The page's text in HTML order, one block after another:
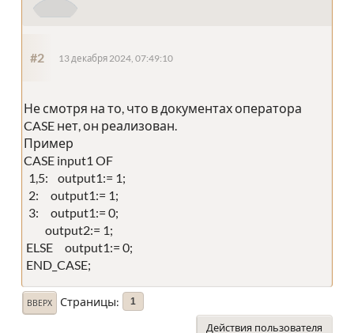
#2 13 декабря 2024, 07:49:10
Не смотря на то, что в документах оператора
CASE нет, он реализован.
Пример
CASE input1 OF
1,5: output1:= 1;
2: output1:= 1;
3: output1:= 0;
output2:= 1;
ELSE output1:= 0;
END_CASE;
ВВЕРХ Страницы 1
Действия пользователя